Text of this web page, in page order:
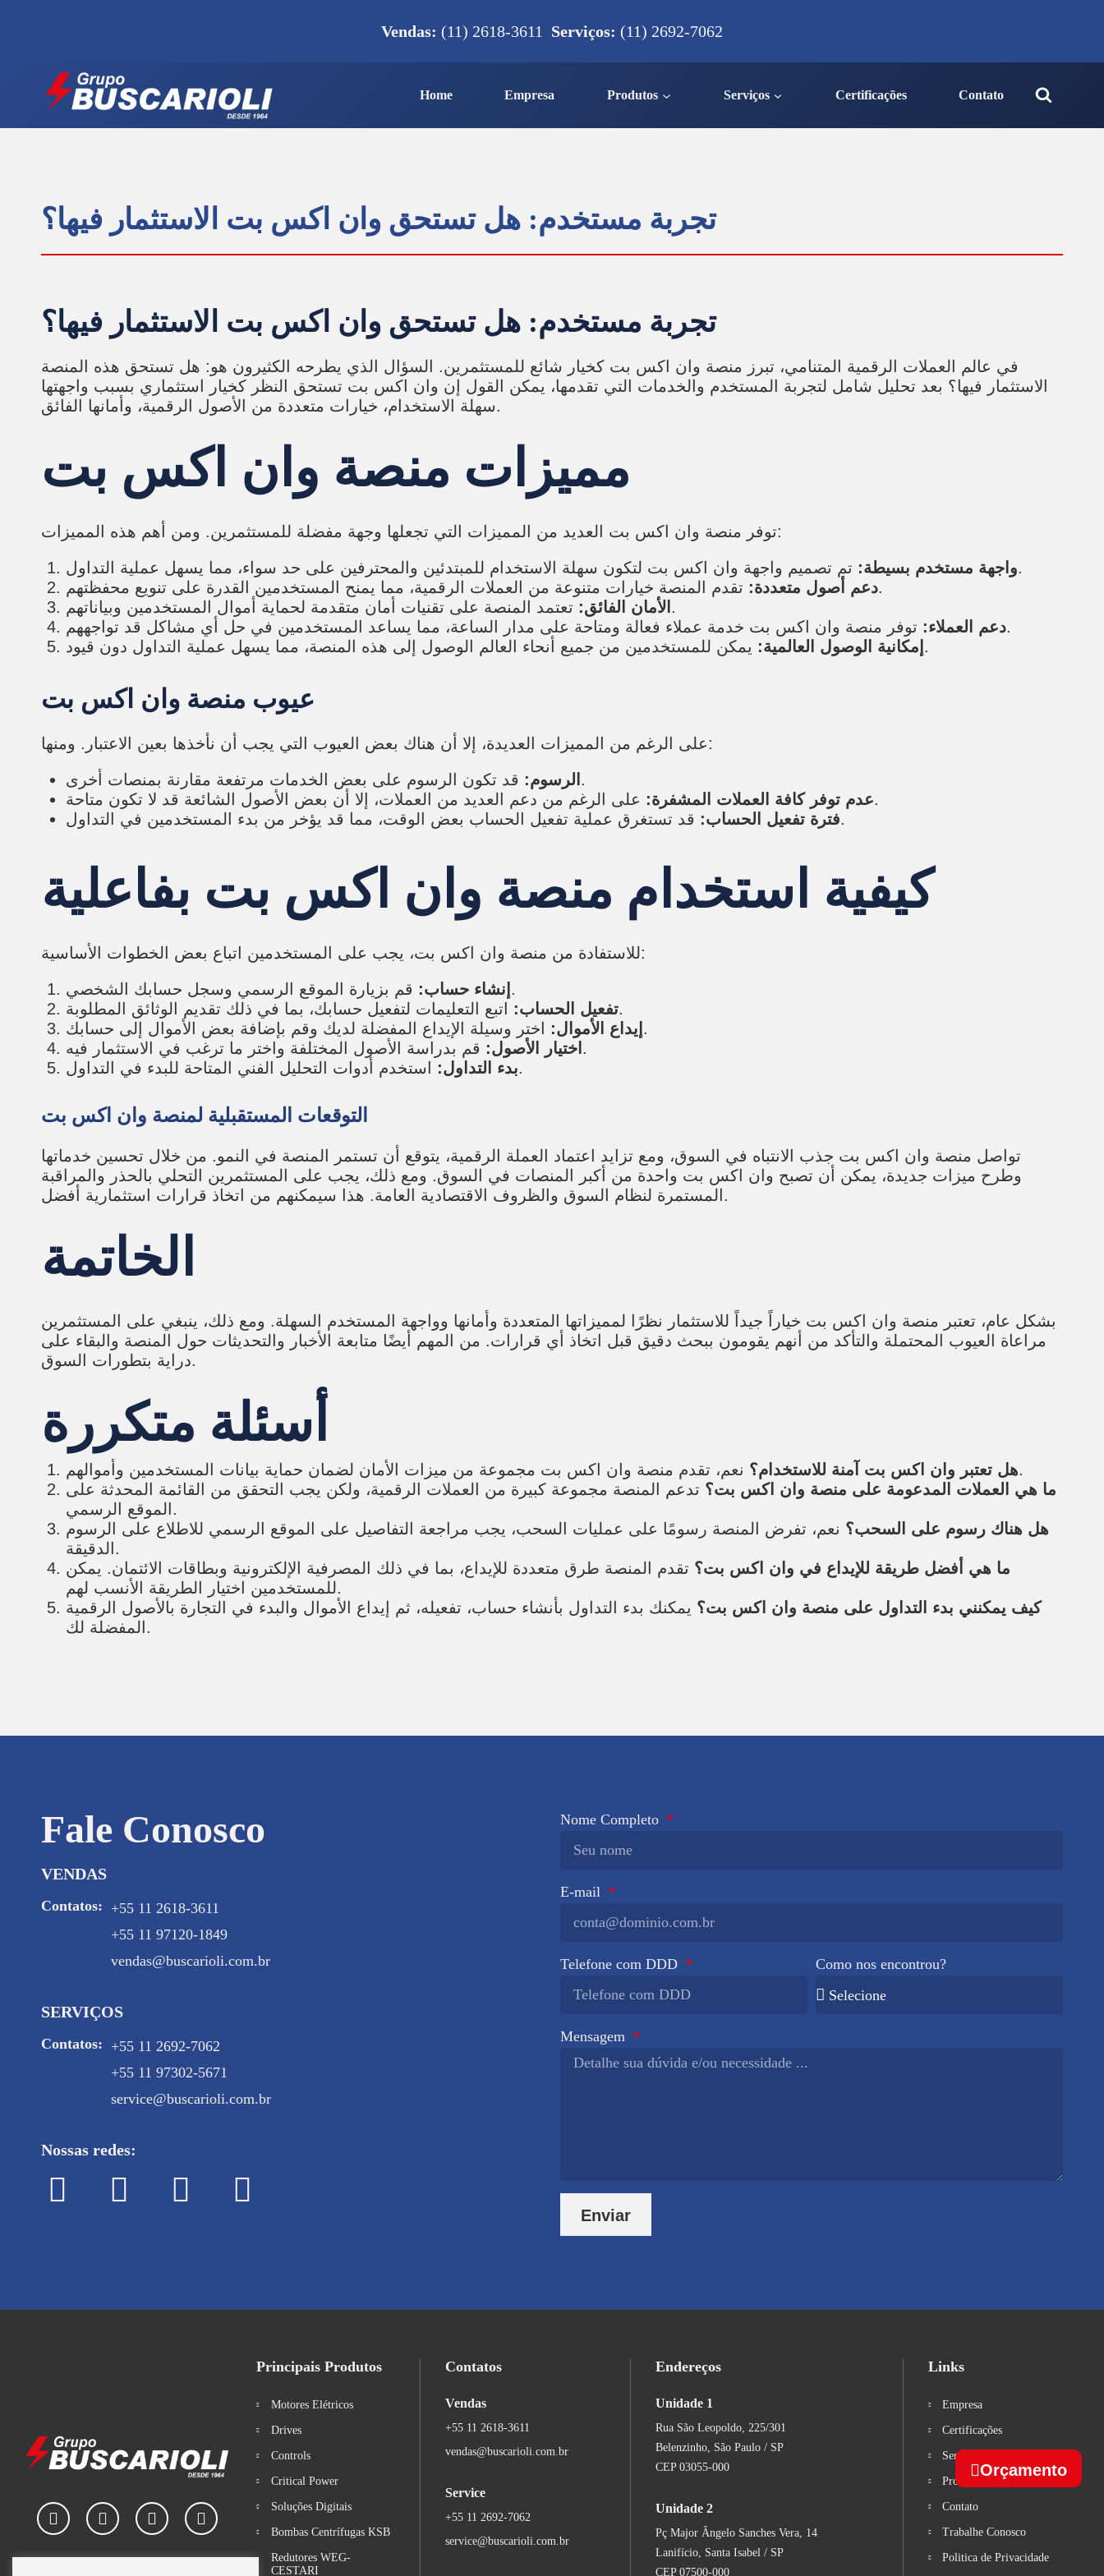
Vendas: (11) 2618-3611 Serviços: (11) 2692-7062
Home Empresa Produtos Serviços Certificações Contato
تجربة مستخدم: هل تستحق وان اكس بت الاستثمار فيها؟
تجربة مستخدم: هل تستحق وان اكس بت الاستثمار فيها؟
في عالم العملات الرقمية المتنامي، تبرز منصة وان اكس بت كخيار شائع للمستثمرين. السؤال الذي يطرحه الكثيرون هو: هل تستحق هذه المنصة
الاستثمار فيها؟ بعد تحليل شامل لتجربة المستخدم والخدمات التي تقدمها، يمكن القول إن وان اكس بت تستحق النظر كخيار استثماري بسبب واجهتها
سهلة الاستخدام، خيارات متعددة من الأصول الرقمية، وأمانها الفائق.
مميزات منصة وان اكس بت
توفر منصة وان اكس بت العديد من المميزات التي تجعلها وجهة مفضلة للمستثمرين. ومن أهم هذه المميزات:
واجهة مستخدم بسيطة:تم تصميم واجهة وان اكس بت لتكون سهلة الاستخدام للمبتدئين والمحترفين على حد سواء، مما يسهل عملية التداول.
دعم أصول متعددة:تقدم المنصة خيارات متنوعة من العملات الرقمية، مما يمنح المستخدمين القدرة على تنويع محفظتهم.
الأمان الفائق: تعتمد المنصة على تقنيات أمان متقدمة لحماية أموال المستخدمين وبياناتهم.
دعم العملاء:توفر منصة وان اكس بت خدمة عملاء فعالة ومتاحة على مدار الساعة، مما يساعد المستخدمين في حل أي مشاكل قد تواجههم.
إمكانية الوصول العالمية: يمكن للمستخدمين من جميع أنحاء العالم الوصول إلى هذه المنصة، مما يسهل عملية التداول دون قيود.
عيوب منصة وان اكس بت
على الرغم من المميزات العديدة، إلا أن هناك بعض العيوب التي يجب أن نأخذها بعين الاعتبار. ومنها:
الرسوم: قد تكون الرسوم على بعض الخدمات مرتفعة مقارنة بمنصات أخرى.
عدم توفر كافة العملات المشفرة:على الرغم من دعم العديد من العملات، إلا أن بعض الأصول الشائعة قد لا تكون متاحة.
فترة تفعيل الحساب:قد تستغرق عملية تفعيل الحساب بعض الوقت، مما قد يؤخر من بدء المستخدمين في التداول.
كيفية استخدام منصة وان اكس بت بفاعلية
للاستفادة من منصة وان اكس بت، يجب على المستخدمين اتباع بعض الخطوات الأساسية:
إنشاء حساب: قم بزيارة الموقع الرسمي وسجل حسابك الشخصي.
تفعيل الحساب:اتبع التعليمات لتفعيل حسابك، بما في ذلك تقديم الوثائق المطلوبة.
إيداع الأموال: اختر وسيلة الإيداع المفضلة لديك وقم بإضافة بعض الأموال إلى حسابك.
اختيار الأصول: قم بدراسة الأصول المختلفة واختر ما ترغب في الاستثمار فيه.
بدء التداول:استخدم أدوات التحليل الفني المتاحة للبدء في التداول.
التوقعات المستقبلية لمنصة وان اكس بت
تواصل منصة وان اكس بت جذب الانتباه في السوق، ومع تزايد اعتماد العملة الرقمية، يتوقع أن تستمر المنصة في النمو. من خلال تحسين خدماتها
وطرح ميزات جديدة، يمكن أن تصبح وان اكس بت واحدة من أكبر المنصات في السوق. ومع ذلك، يجب على المستثمرين التحلي بالحذر والمراقبة
المستمرة لنظام السوق والظروف الاقتصادية العامة. هذا سيمكنهم من اتخاذ قرارات استثمارية أفضل.
الخاتمة
بشكل عام، تعتبر منصة وان اكس بت خياراً جيداً للاستثمار نظرًا لمميزاتها المتعددة وأمانها وواجهة المستخدم السهلة. ومع ذلك، ينبغي على المستثمرين
مراعاة العيوب المحتملة والتأكد من أنهم يقومون ببحث دقيق قبل اتخاذ أي قرارات. من المهم أيضًا متابعة الأخبار والتحديثات حول المنصة والبقاء على
دراية بتطورات السوق.
أسئلة متكررة
هل تعتبر وان اكس بت آمنة للاستخدام؟نعم، تقدم منصة وان اكس بت مجموعة من ميزات الأمان لضمان حماية بيانات المستخدمين وأموالهم.
ما هي العملات المدعومة على منصة وان اكس بت؟ تدعم المنصة مجموعة كبيرة من العملات الرقمية، ولكن يجب التحقق من القائمة المحدثة على
الموقع الرسمي.
هل هناك رسوم على السحب؟ نعم، تفرض المنصة رسومًا على عمليات السحب، يجب مراجعة التفاصيل على الموقع الرسمي للاطلاع على الرسوم
الدقيقة.
ما هي أفضل طريقة للإيداع في وان اكس بت؟ تقدم المنصة طرق متعددة للإيداع، بما في ذلك المصرفية الإلكترونية وبطاقات الائتمان. يمكن
للمستخدمين اختيار الطريقة الأنسب لهم.
كيف يمكنني بدء التداول على منصة وان اكس بت؟ يمكنك بدء التداول بأنشاء حساب، تفعيله، ثم إيداع الأموال والبدء في التجارة بالأصول الرقمية
المفضلة لك.
Fale Conosco
VENDAS
Contatos: +55 11 2618-3611
+55 11 97120-1849
vendas@buscarioli.com.br
SERVIÇOS
Contatos: +55 11 2692-7062
+55 11 97302-5671
service@buscarioli.com.br
Nossas redes:
Nome Completo
E-mail
Telefone com DDD Como nos encontrou?
Mensagem
Enviar
Principais Produtos
Motores Elétricos
Drives
Controls
Critical Power
Soluções Digitais
Bombas Centrífugas KSB
Redutores WEG-
CESTARI
Contatos
Vendas
+55 11 2618-3611
vendas@buscarioli.com.br
Service
+55 11 2692-7062
service@buscarioli.com.br
Endereços
Unidade 1
Rua São Leopoldo, 225/301
Belenzinho, São Paulo / SP
CEP 03055-000
Unidade 2
Pç Major Ângelo Sanches Vera, 14
Lanifício, Santa Isabel / SP
CEP 07500-000
Links
Empresa
Certificações
Serviços
Produtos
Contato
Trabalhe Conosco
Politica de Privacidade
Orçamento